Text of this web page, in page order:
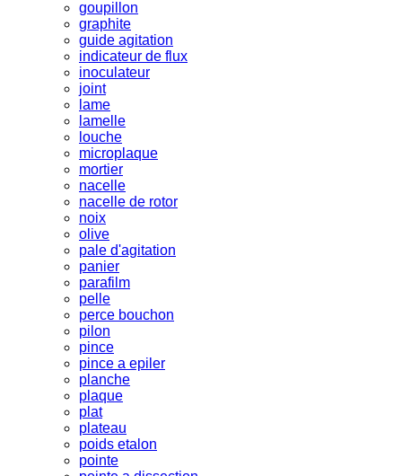
goupillon
graphite
guide agitation
indicateur de flux
inoculateur
joint
lame
lamelle
louche
microplaque
mortier
nacelle
nacelle de rotor
noix
olive
pale d'agitation
panier
parafilm
pelle
perce bouchon
pilon
pince
pince a epiler
planche
plaque
plat
plateau
poids etalon
pointe